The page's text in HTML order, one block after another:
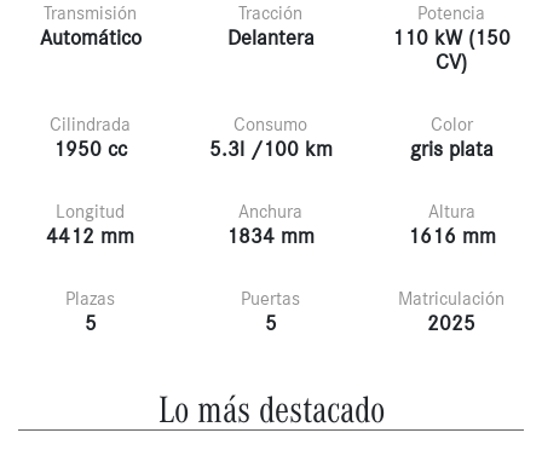
Transmisión
Automático
Tracción
Delantera
Potencia
110 kW (150
CV)
Cilindrada
1950 cc
Consumo
5.3l /100 km
Color
gris plata
Longitud
4412 mm
Anchura
1834 mm
Altura
1616 mm
Plazas
5
Puertas
5
Matriculación
2025
Lo más destacado